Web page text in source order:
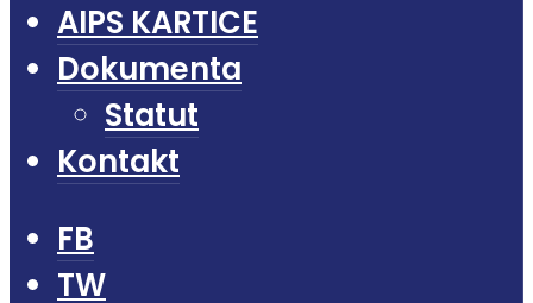
AIPS KARTICE
Dokumenta
Statut
Kontakt
FB
TW